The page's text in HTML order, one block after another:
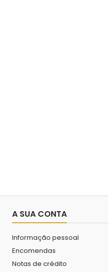
A SUA CONTA
Informação pessoal
Encomendas
Notas de crédito